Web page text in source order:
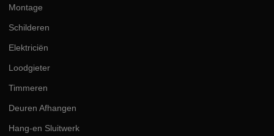
Montage
Schilderen
Elektriciën
Loodgieter
Timmeren
Deuren Afhangen
Hang-en Sluitwerk